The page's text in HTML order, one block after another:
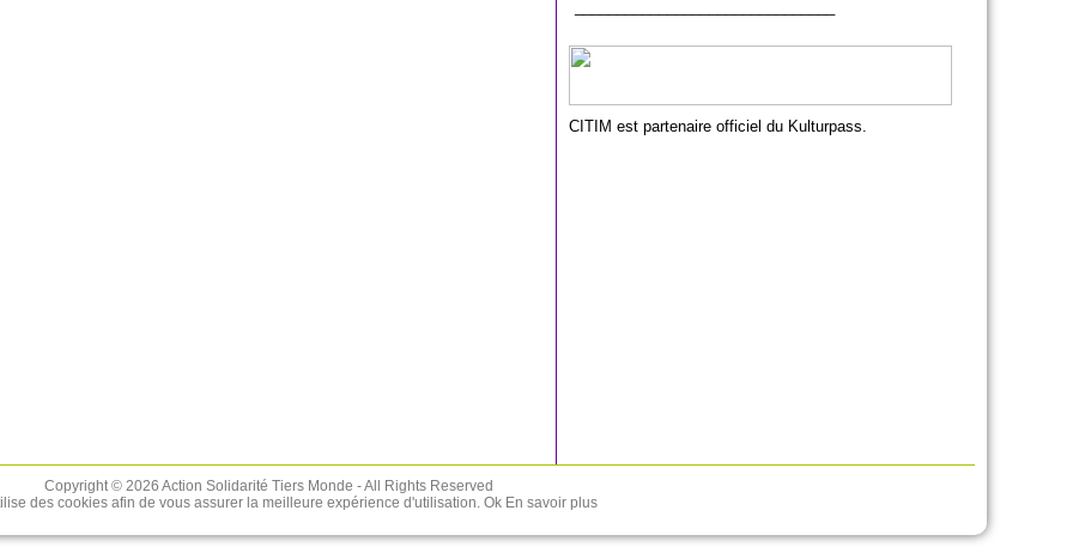
CITIM est partenaire officiel du Kulturpass.
Copyright © 2026 Action Solidarité Tiers Monde - All Rights Reserved
des cookies afin de vous assurer la meilleure expérience d'utilisation. Ok En savoir plus